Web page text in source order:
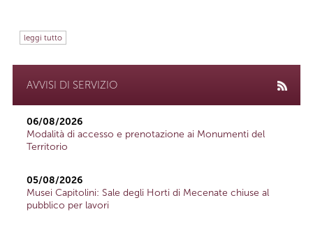
leggi tutto
AVVISI DI SERVIZIO
06/08/2026
Modalità di accesso e prenotazione ai Monumenti del
Territorio
05/08/2026
Musei Capitolini: Sale degli Horti di Mecenate chiuse al
pubblico per lavori